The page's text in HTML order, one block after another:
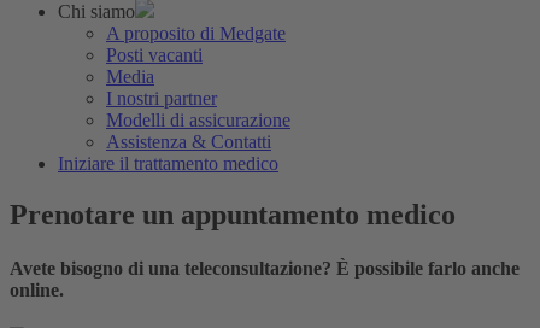
Chi siamo
A proposito di Medgate
Posti vacanti
Media
I nostri partner
Modelli di assicurazione
Assistenza & Contatti
Iniziare il trattamento medico
Prenotare un appuntamento medico
Avete bisogno di una teleconsultazione? È possibile farlo anche
online.